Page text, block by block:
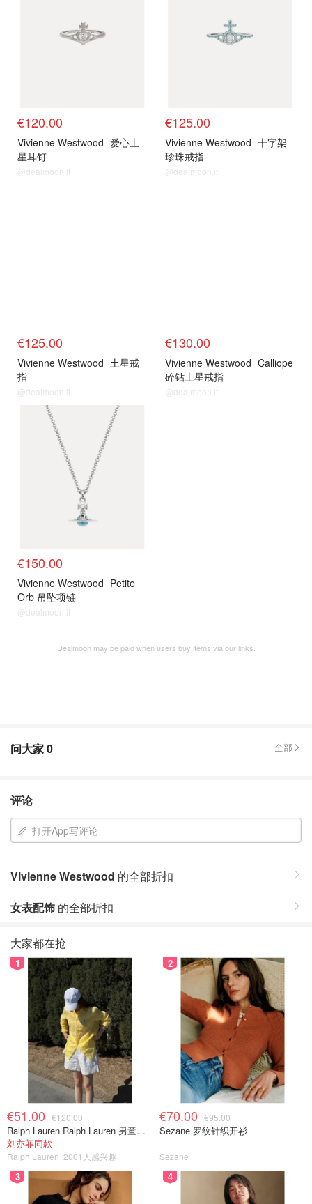
€120.00
Vivienne Westwood 爱心土
星耳钉
@dealmoon.it
€125.00
Vivienne Westwood 十字架
珍珠戒指
@dealmoon.it
€125.00
Vivienne Westwood 土星戒
指
@dealmoon.it
€130.00
Vivienne Westwood Calliope
碎钻土星戒指
@dealmoon.it
€150.00
Vivienne Westwood Petite
Orb 吊坠项链
@dealmoon.it
Dealmoon may be paid when users buy items via our links.
问大家0 全部
评论
打开App写评论
Vivienne Westwood 的全部折扣
女表配饰 的全部折扣
大家都在抢
1
€51.00 €120.00
Ralph Lauren Ralph Lauren 男童亚麻衬衫
刘亦菲同款
Ralph Lauren 2001人感兴趣
2
€70.00 €95.00
Sezane 罗纹针织开衫
Sezane
3 4